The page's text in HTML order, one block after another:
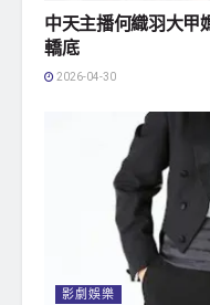
中天主播何織羽大
轎底
2026-04-30
影劇娛樂